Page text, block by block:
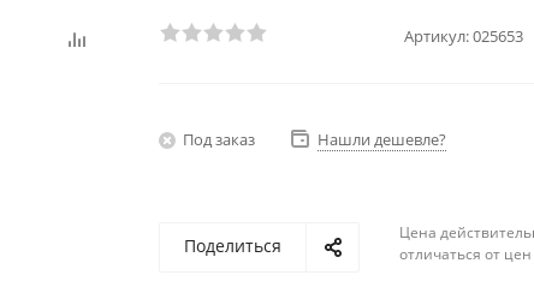
Артикул:025653
Под заказ Нашли дешевле?
Поделиться
Цена
отличаться от